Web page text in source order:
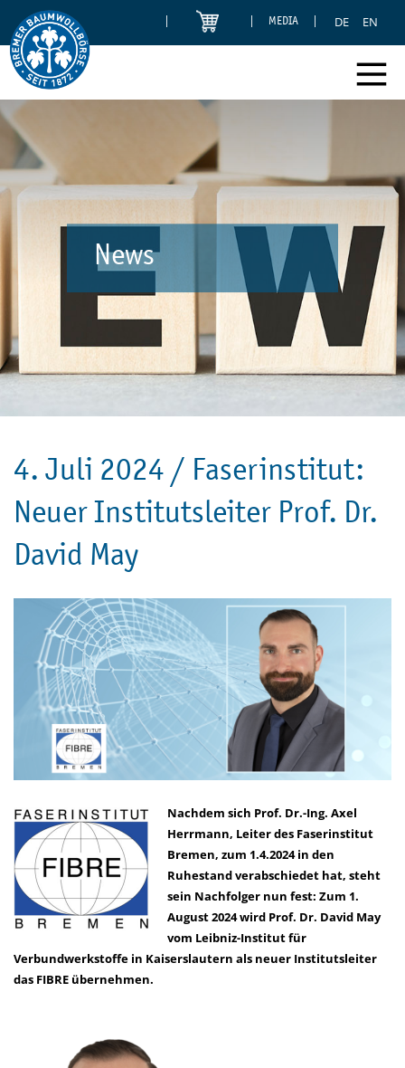
MEDIA DE EN
News
4. Juli 2024 / Faserinstitut:
Neuer Institutsleiter Prof. Dr.
David May
Nachdem sich Prof. Dr.-Ing. Axel
Herrmann, Leiter des Faserinstitut
Bremen, zum 1.4.2024 in den
Ruhestand verabschiedet hat, steht
sein Nachfolger nun fest: Zum 1.
August 2024 wird Prof. Dr. David May
vom Leibniz-Institut für
Verbundwerkstoffe in Kaiserslautern als neuer Institutsleiter
das FIBRE übernehmen.